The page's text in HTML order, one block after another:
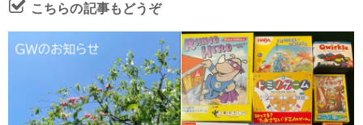
こちらの記事もどうぞ